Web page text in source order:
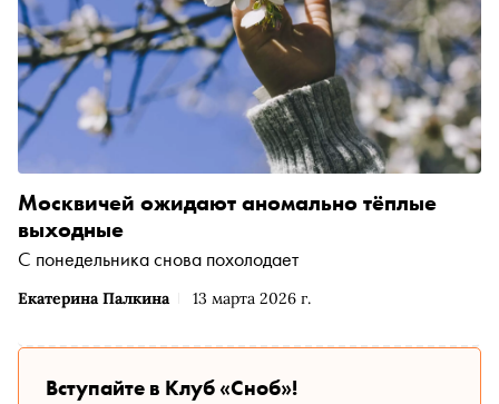
Екатерина Палкина 13 марта 2026 г.
Москвичей ожидают аномально тёплые
выходные
С понедельника снова похолодает
Вступайте в Клуб «Сноб»!